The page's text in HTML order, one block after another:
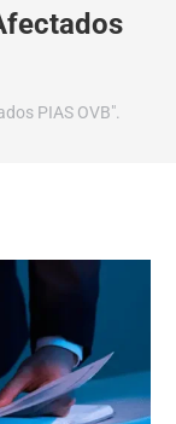
PIAS OVB".